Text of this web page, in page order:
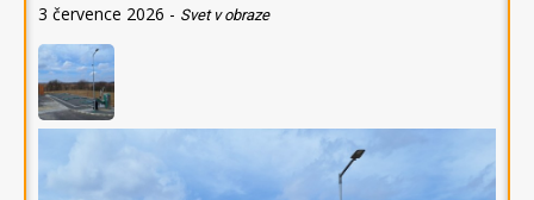
3 července 2026 - Svet v obraze